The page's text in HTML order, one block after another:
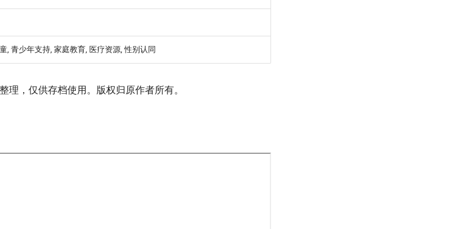
, 青少年支持, 家庭教育, 医疗资源, 性别认同
理，仅供存档使用。版权归原作者所有。